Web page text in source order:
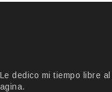
dedico mi tiempo libre